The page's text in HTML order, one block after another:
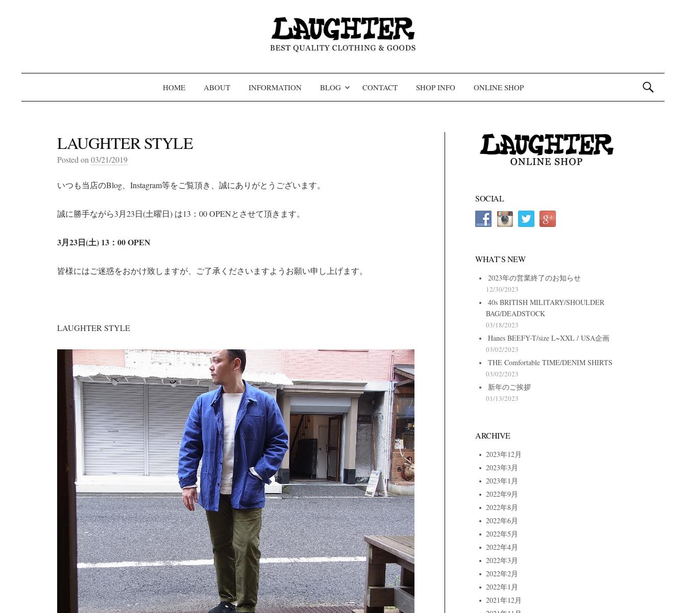
コンテンツへスキップ
HOME ABOUT INFORMATION BLOG CONTACT SHOP INFO ONLINE SHOP 検索:
LAUGHTER STYLE
Posted on 03/21/2019
いつも当店のBlog、Instagram等をご覧頂き、誠にありがとうございます。
誠に勝手ながら3月23日(土曜日) は13：00 OPENとさせて頂きます。
3月23日(土) 13：00 OPEN
皆様にはご迷惑をおかけ致しますが、ご了承くださいますようお願い申し上げます。
LAUGHTER STYLE
SOCIAL
WHAT’S NEW
2023年の営業終了のお知らせ
12/30/2023
40s BRITISH MILITARY/SHOULDER
BAG/DEADSTOCK
03/18/2023
Hanes BEEFY-T/size L~XXL / USA企画
03/02/2023
THE Comfortable TIME/DENIM SHIRTS
03/02/2023
新年のご挨拶
01/13/2023
ARCHIVE
2023年12月
2023年3月
2023年1月
2022年9月
2022年8月
2022年6月
2022年5月
2022年4月
2022年3月
2022年2月
2022年1月
2021年12月